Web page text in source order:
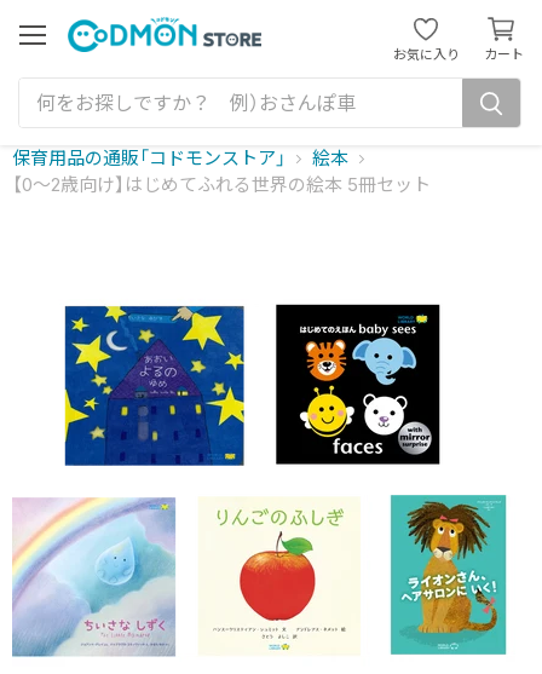
ュ
ー
お気に入り カート
カ
ー
ト
見
保育用品の通販「コドモンストア」
絵本
【0～2歳向け】はじめてふれる世界の絵本 5冊セット